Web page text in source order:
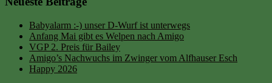
Babyalarm :-) unser D-Wurf ist unterwegs
Anfang Mai gibt es Welpen nach Amigo
VGP 2. Preis für Bailey
Amigo’s Nachwuchs im Zwinger vom Alfhauser Esch
Happy 2026